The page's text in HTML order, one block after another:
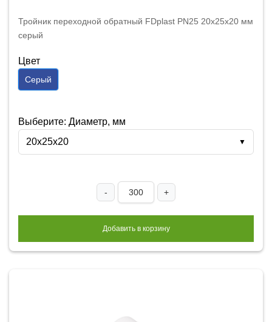
Тройник переходной обратный FDplast PN25 20x25x20 мм
серый
Цвет
Серый
Выберите: Диаметр, мм
20x25x20
▼
- +
Добавить в корзину